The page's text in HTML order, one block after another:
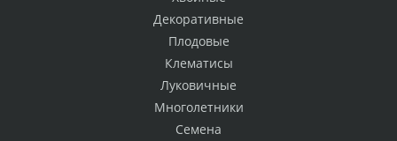
Декоративные
Плодовые
Клематисы
Луковичные
Многолетники
Семена